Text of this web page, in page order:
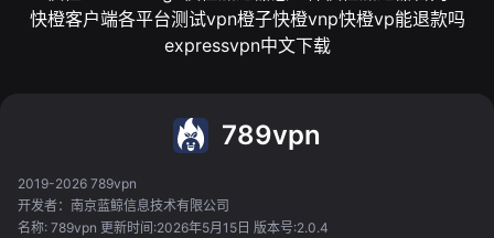
快橙客户端各平台测试vpn橙子快橙vnp快橙vp能退款吗
expressvpn中文下载
789vpn
2019-2026 789vpn
开发者：南京蓝鲸信息技术有限公司
名称: 789vpn 更新时间:2026年5月15日 版本号:2.0.4